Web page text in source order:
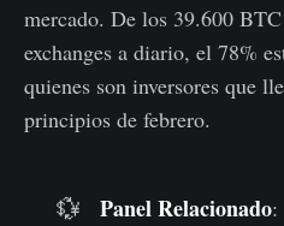
mercado. De los 39.600
exchanges a diario, el 78%
quienes son inversores que
principios de febrero.
💱 Panel Relacionado: